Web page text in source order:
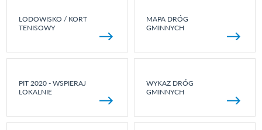
LODOWISKO / KORT
TENISOWY
MAPA DRÓG
GMINNYCH
PIT 2020 - WSPIERAJ
LOKALNIE
WYKAZ DRÓG
GMINNYCH